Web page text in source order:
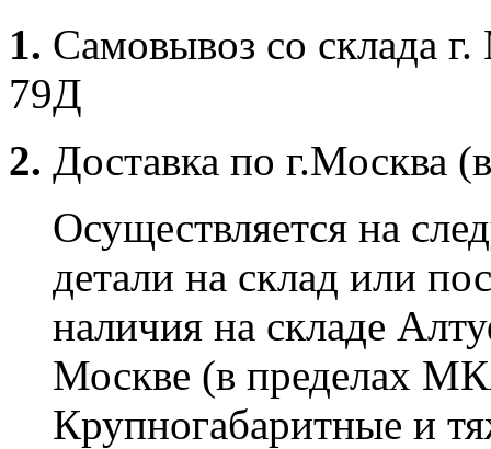
1. Самовывоз со склада
79Д
2. Доставка по г.Москва
Осуществляется на
детали на склад или
наличия на складе
Москве (в пределах
Крупногабаритные и